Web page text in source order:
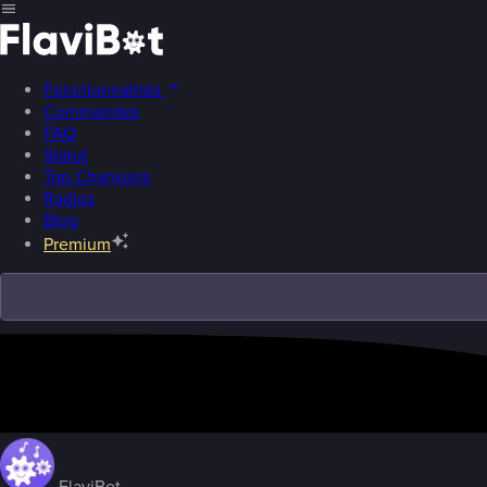
Fonctionnalités
Commandes
FAQ
Statut
Top Chansons
Radios
Blog
Premium